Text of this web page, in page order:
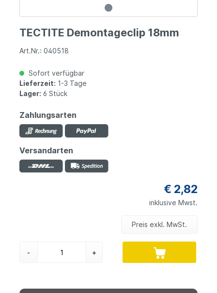
TECTITE Demontageclip 18mm
Art.Nr.: 040518
Sofort verfügbar
Lieferzeit: 1-3 Tage
Lager: 6 Stück
Zahlungsarten
Versandarten
€ 2,82
inklusive Mwst.
Preis exkl. MwSt.
- +